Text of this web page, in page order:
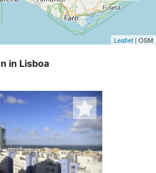
Leaflet | OSM
in Lisboa